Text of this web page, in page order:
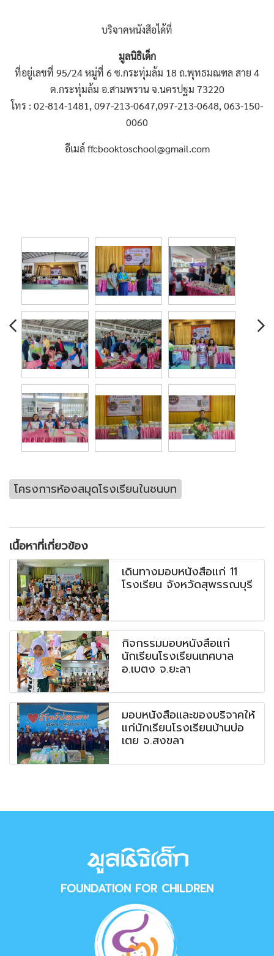
บริจาคหนังสือได้ที่
มูลนิธิเด็ก
ที่อยู่เลขที่ 95/24 หมู่ที่ 6 ซ.กระทุ่มล้ม 18ถ.พุทธมณฑล สาย 4
ต.กระทุ่มล้ม อ.สามพราน จ.นครปฐม 73220
โทร : 02-814-1481, 097-213-0647,097-213-0648, 063-150-
0060
อีเมล์ ffcbooktoschool@gmail.com
โครงการห้องสมุดโรงเรียนในชนบท
เนื้อหาที่เกี่ยวข้อง
เดินทางมอบหนังสือแก่ 11
โรงเรียน จังหวัดสุพรรณบุรี
กิจกรรมมอบหนังสือแก่
นักเรียนโรงเรียนเทศบาล
อ.เบตง จ.ยะลา
มอบหนังสือและของบริจาคให้
แก่นักเรียนโรงเรียนบ้านบ่อ
เตย จ.สงขลา
FOUNDATION FOR CHILDREN